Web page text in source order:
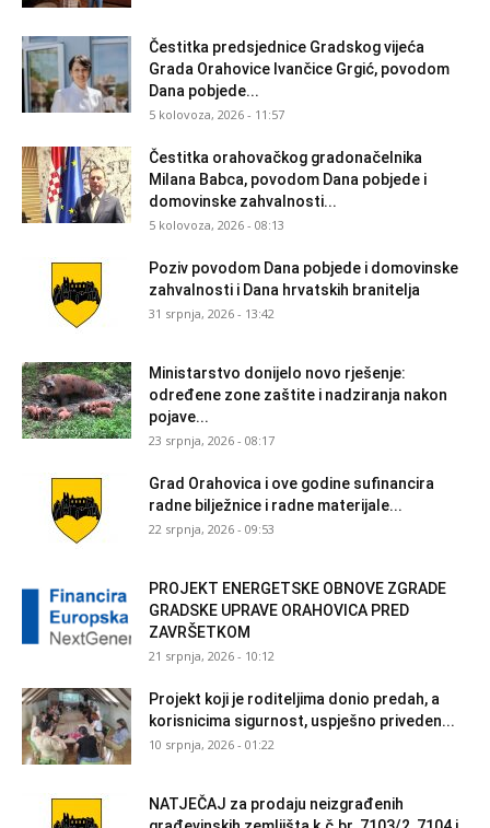
Čestitka predsjednice Gradskog vijeća
Grada Orahovice Ivančice Grgić, povodom
Dana pobjede...
5 kolovoza, 2026 - 11:57
Čestitka orahovačkog gradonačelnika
Milana Babca, povodom Dana pobjede i
domovinske zahvalnosti...
5 kolovoza, 2026 - 08:13
Poziv povodom Dana pobjede i domovinske
zahvalnosti i Dana hrvatskih branitelja
31 srpnja, 2026 - 13:42
Ministarstvo donijelo novo rješenje:
određene zone zaštite i nadziranja nakon
pojave...
23 srpnja, 2026 - 08:17
Grad Orahovica i ove godine sufinancira
radne bilježnice i radne materijale...
22 srpnja, 2026 - 09:53
PROJEKT ENERGETSKE OBNOVE ZGRADE
GRADSKE UPRAVE ORAHOVICA PRED
ZAVRŠETKOM
21 srpnja, 2026 - 10:12
Projekt koji je roditeljima donio predah, a
korisnicima sigurnost, uspješno priveden...
10 srpnja, 2026 - 01:22
NATJEČAJ za prodaju neizgrađenih